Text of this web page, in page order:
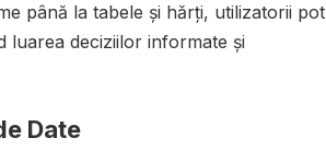
până la tabele și hărți, utilizatorii pot
luarea deciziilor informate și
Date